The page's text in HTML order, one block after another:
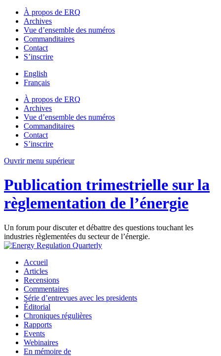
À propos de ERQ
Archives
Vue d’ensemble des numéros
Commanditaires
Contact
S’inscrire
English
Français
À propos de ERQ
Archives
Vue d’ensemble des numéros
Commanditaires
Contact
S’inscrire
Ouvrir menu supérieur
Publication trimestrielle sur la
règlementation de l’énergie
Un forum pour discuter et débattre des questions touchant les
industries règlementées du secteur de l’énergie.
Accueil
Articles
Recensions
Commentaires
Série d’entrevues avec les presidents
Éditorial
Chroniques régulières
Rapports
Events
Webinaires
En mémoire de